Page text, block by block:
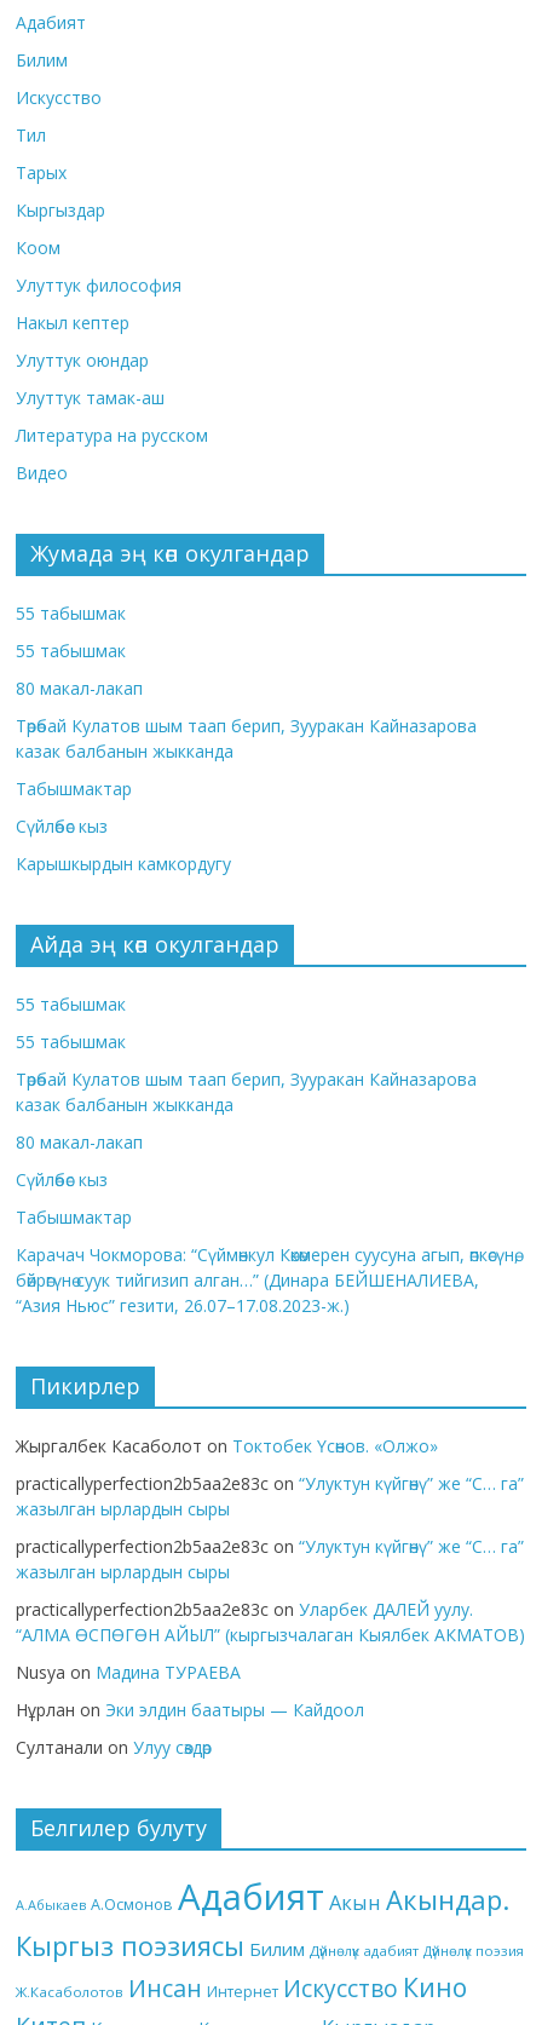
Адабият
Билим
Искусство
Тил
Тарых
Кыргыздар
Коом
Улуттук философия
Накыл кептер
Улуттук оюндар
Улуттук тамак-аш
Литература на русском
Видео
Жумада эң көп окулгандар
55 табышмак
55 табышмак
80 макал-лакап
Төрөбай Кулатов шым таап берип, Зууракан Кайназарова
казак балбанын жыкканда
Табышмактар
Сүйлөбөс кыз
Карышкырдын камкордугу
Айда эң көп окулгандар
55 табышмак
55 табышмак
Төрөбай Кулатов шым таап берип, Зууракан Кайназарова
казак балбанын жыкканда
80 макал-лакап
Сүйлөбөс кыз
Табышмактар
Карачач Чокморова: “Сүймөнкул Көкөмерен суусуна агып, өпкөсүнө,
бөйрөгүнө суук тийгизип алган…” (Динара БЕЙШЕНАЛИЕВА,
“Азия Ньюс” гезити, 26.07–17.08.2023-ж.)
Пикирлер
Жыргалбек Касаболот on Токтобек Үсөнов. «Олжо»
practicallyperfection2b5aa2e83c on“Улуктун күйгөнү” же “С… га”
жазылган ырлардын сыры
practicallyperfection2b5aa2e83c on“Улуктун күйгөнү” же “С… га”
жазылган ырлардын сыры
practicallyperfection2b5aa2e83c onУларбек ДАЛЕЙ уулу.
“АЛМА ӨСПӨГӨН АЙЫЛ” (кыргызчалаган Кыялбек АКМАТОВ)
Nusya on Мадина ТУРАЕВА
Нұрлан on Эки элдин баатыры — Кайдоол
Султанали onУлуу сөздөр
Белгилер булуту
А.Абыкаев А.Осмонов Адабият Акын Акындар.
Кыргыз поэзиясы Билим Дүйнөлүк адабият Дүйнөлүк поэзия
Ж.Касаболотов Инсан Интернет Искусство Кино